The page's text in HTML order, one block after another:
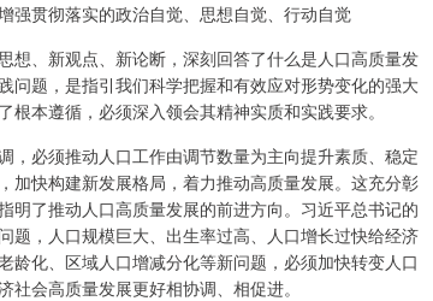
强贯彻落实的政治自觉、思想自觉、行动自觉
想、新观点、新论断，深刻回答了什么是人口高质量发
问题，是指引我们科学把握和有效应对形势变化的强大
本遵循，必须深入领会其精神实质和实践要求。
，必须推动人口工作由调节数量为主向提升素质、稳定
加快构建新发展格局，着力推动高质量发展。这充分彰
明了推动人口高质量发展的前进方向。习近平总书记的
题，人口规模巨大、出生率过高、人口增长过快给经济
化、区域人口增减分化等新问题，必须加快转变人口
会高质量发展更好相协调、相促进。